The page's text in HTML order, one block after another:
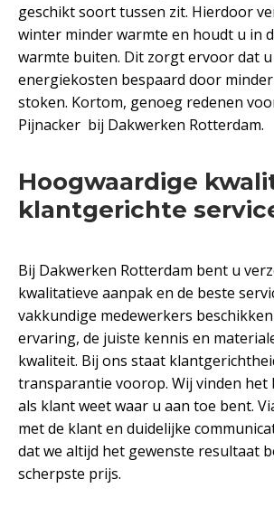
geschikt soort tussen zit. Hierdoor
winter minder warmte en houdt u in
warmte buiten. Dit zorgt ervoor dat
energiekosten bespaard door
stoken. Kortom, genoeg redenen
Pijnacker bij Dakwerken Rotterdam.
Hoogwaardige
klantgerichte
Bij Dakwerken Rotterdam bent u
kwalitatieve aanpak en de beste
vakkundige medewerkers
ervaring, de juiste kennis en
kwaliteit. Bij ons staat
transparantie voorop. Wij vinden het
als klant weet waar u aan toe bent.
met de klant en duidelijke
dat we altijd het gewenste resultaat
scherpste prijs.